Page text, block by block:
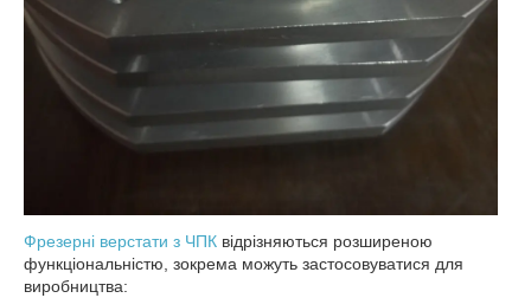
Фрезерні верстати з ЧПК відрізняються розширеною
функціональністю, зокрема можуть застосовуватися для
виробництва: